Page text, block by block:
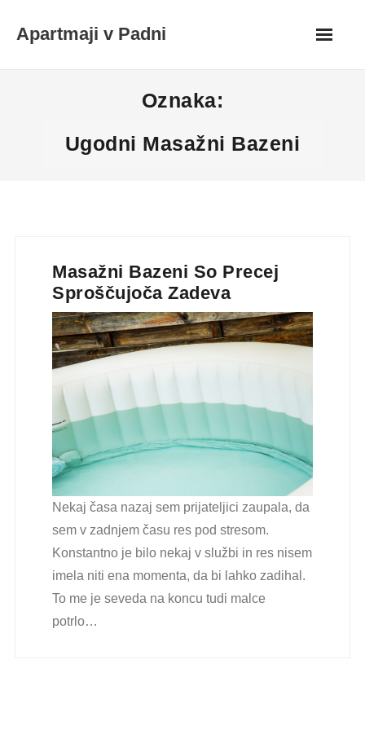
Apartmaji v Padni
Oznaka:
Ugodni Masažni Bazeni
Masažni Bazeni So Precej
Sproščujoča Zadeva
Nekaj časa nazaj sem prijateljici zaupala, da
sem v zadnjem času res pod stresom.
Konstantno je bilo nekaj v službi in res nisem
imela niti ena momenta, da bi lahko zadihal.
To me je seveda na koncu tudi malce
potrlo…